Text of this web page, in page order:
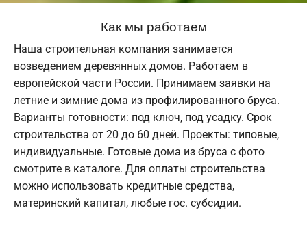
Как мы работаем
Наша строительная компания занимается
возведением деревянных домов. Работаем в
европейской части России. Принимаем заявки на
летние и зимние дома из профилированного бруса.
Варианты готовности: под ключ, под усадку. Срок
строительства от 20 до 60 дней. Проекты: типовые,
индивидуальные. Готовые дома из бруса с фото
смотрите в каталоге. Для оплаты строительства
можно использовать кредитные средства,
материнский капитал, любые гос. субсидии.